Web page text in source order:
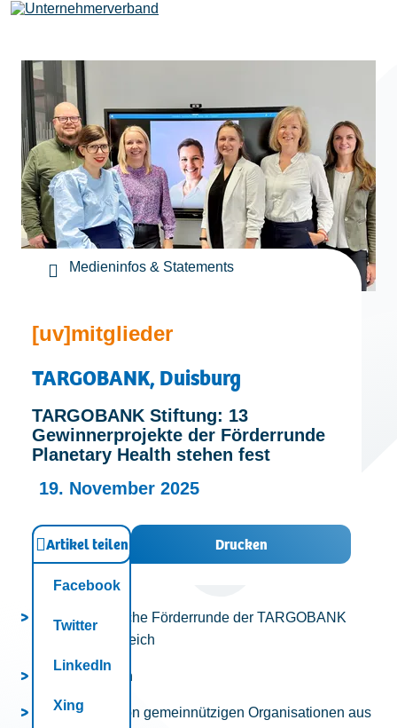
Leistungen
Mitglieder
[uv]campus | Seminare
Verband
Kontakt
Medieninfos & Statements
[uv]mitglieder
TARGOBANK, Duisburg
TARGOBANK Stiftung: 13
Gewinnerprojekte der Förderrunde
Planetary Health stehen fest
19. November 2025
Artikel teilen
Facebook
Twitter
LinkedIn
Xing
Drucken
Zweite öffentliche Förderrunde der TARGOBANK
Stiftung erfolgreich
abgeschlossen
187 Anträge von gemeinnützigen Organisationen aus